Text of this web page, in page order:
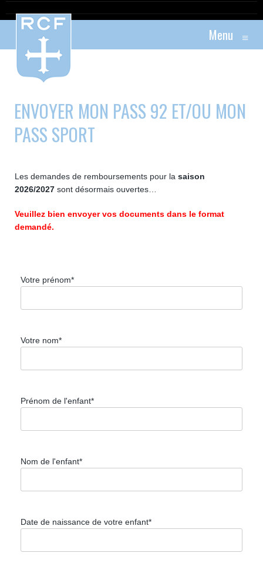
Menu ≡
ENVOYER MON PASS 92 ET/OU MON
PASS SPORT
Les demandes de remboursements pour la saison
2026/2027 sont désormais ouvertes…
Veuillez bien envoyer vos documents dans le format
demandé.
Votre prénom*
Votre nom*
Prénom de l'enfant*
Nom de l'enfant*
Date de naissance de votre enfant*